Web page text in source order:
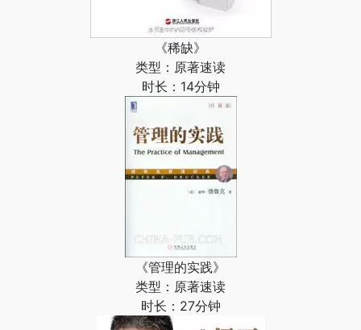
《稀缺》
类型：原著速读
时长：14分钟
《管理的实践》
类型：原著速读
时长：27分钟